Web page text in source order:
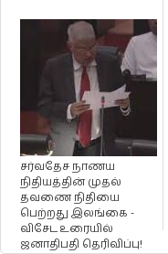
சர்வதேச நாணய
நிதியத்தின் முதல்
தவணை நிதியை
பெற்றது இலங்கை -
விசேட உரையில்
ஜனாதிபதி தெரிவிப்பு!